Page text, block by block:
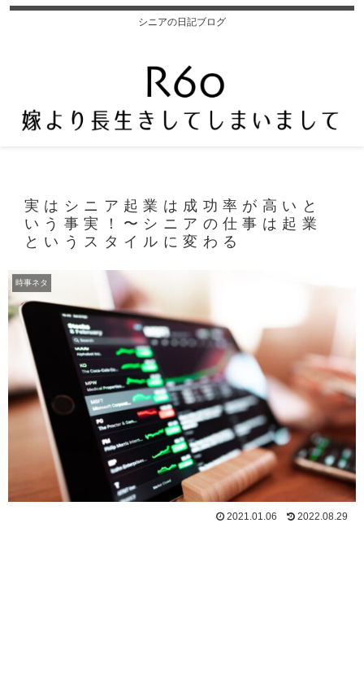
シニアの日記ブログ
実はシニア起業は成功率が高いと
いう事実！〜シニアの仕事は起業
というスタイルに変わる
時事ネタ
2021.01.06 2022.08.29